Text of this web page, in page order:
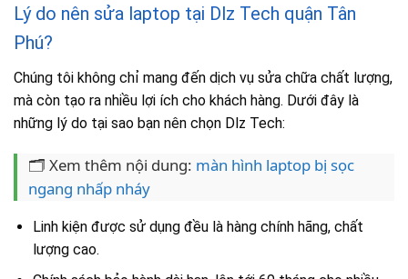
Lý do nên sửa laptop tại Dlz Tech quận Tân
Phú?
Chúng tôi không chỉ mang đến dịch vụ sửa chữa chất lượng,
mà còn tạo ra nhiều lợi ích cho khách hàng. Dưới đây là
những lý do tại sao bạn nên chọn Dlz Tech:
🗂️ Xem thêm nội dung: màn hình laptop bị sọc
ngang nhấp nháy
Linh kiện được sử dụng đều là hàng chính hãng, chất
lượng cao.